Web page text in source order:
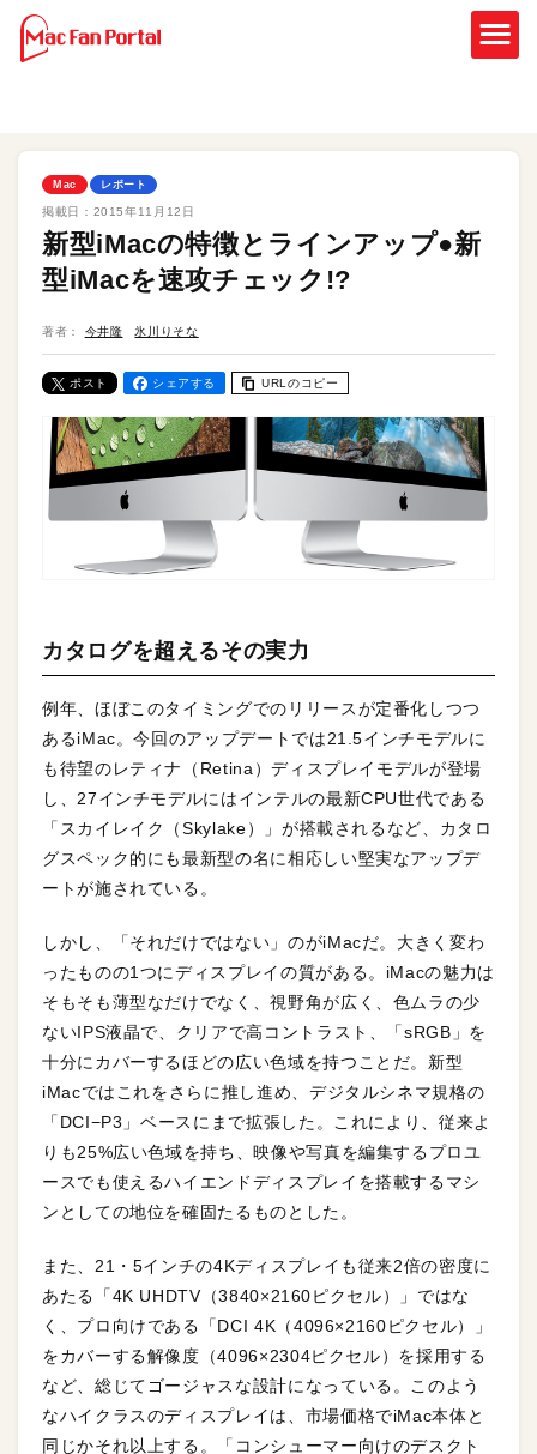
Mac レポート
掲載日： 2015年11月12日
新型iMacの特徴とラインアップ●新
型iMacを速攻チェック!?
著者： 今井隆 氷川りそな
ポスト シェアする URLのコピー
カタログを超えるその実力
例年、ほぼこのタイミングでのリリースが定番化しつつ
あるiMac。今回のアップデートでは21.5インチモデルに
も待望のレティナ（Retina）ディスプレイモデルが登場
し、27インチモデルにはインテルの最新CPU世代である
「スカイレイク（Skylake）」が搭載されるなど、カタロ
グスペック的にも最新型の名に相応しい堅実なアップデ
ートが施されている。
しかし、「それだけではない」のがiMacだ。大きく変わ
ったものの1つにディスプレイの質がある。iMacの魅力は
そもそも薄型なだけでなく、視野角が広く、色ムラの少
ないIPS液晶で、クリアで高コントラスト、「sRGB」を
十分にカバーするほどの広い色域を持つことだ。新型
iMacではこれをさらに推し進め、デジタルシネマ規格の
「DCI−P3」ベースにまで拡張した。これにより、従来よ
りも25%広い色域を持ち、映像や写真を編集するプロユ
ースでも使えるハイエンドディスプレイを搭載するマシ
ンとしての地位を確固たるものとした。
また、21・5インチの4Kディスプレイも従来2倍の密度に
あたる「4K UHDTV（3840×2160ピクセル）」ではな
く、プロ向けである「DCI 4K（4096×2160ピクセル）」
をカバーする解像度（4096×2304ピクセル）を採用する
など、総じてゴージャスな設計になっている。このよう
なハイクラスのディスプレイは、市場価格でiMac本体と
同じかそれ以上する。「コンシューマー向けのデスクト